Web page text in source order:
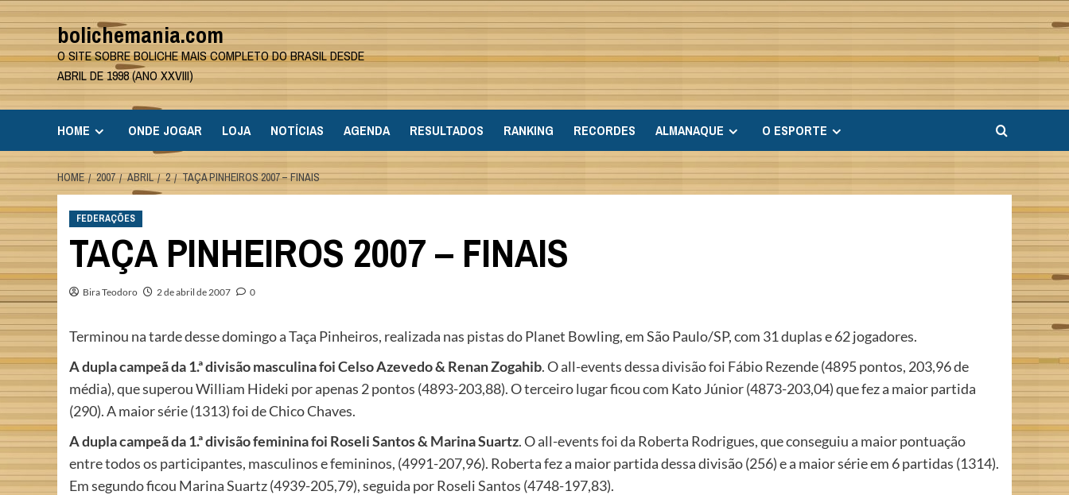
Skip
to
content
bolichemania.com
O SITE SOBRE BOLICHE MAIS COMPLETO DO BRASIL DESDE
ABRIL DE 1998 (ANO XXVIII)
HOME ONDE JOGAR LOJA NOTÍCIAS AGENDA RESULTADOS RANKING RECORDES ALMANAQUE O ESPORTE
HOME 2007 ABRIL 2 TAÇA PINHEIROS 2007 – FINAIS
FEDERAÇÕES
TAÇA PINHEIROS 2007 – FINAIS
Bira Teodoro 2 de abril de 2007 0
Terminou na tarde desse domingo a Taça Pinheiros, realizada nas pistas do Planet Bowling, em São Paulo/SP, com 31 duplas e 62 jogadores.
A dupla campeã da 1.ª divisão masculina foi Celso Azevedo & Renan Zogahib. O all-events dessa divisão foi Fábio Rezende (4895 pontos, 203,96 de
média), que superou William Hideki por apenas 2 pontos (4893-203,88). O terceiro lugar ficou com Kato Júnior (4873-203,04) que fez a maior partida
(290). A maior série (1313) foi de Chico Chaves.
A dupla campeã da 1.ª divisão feminina foi Roseli Santos & Marina Suartz. O all-events foi da Roberta Rodrigues, que conseguiu a maior pontuação
entre todos os participantes, masculinos e femininos, (4991-207,96). Roberta fez a maior partida dessa divisão (256) e a maior série em 6 partidas (1314).
Em segundo ficou Marina Suartz (4939-205,79), seguida por Roseli Santos (4748-197,83).